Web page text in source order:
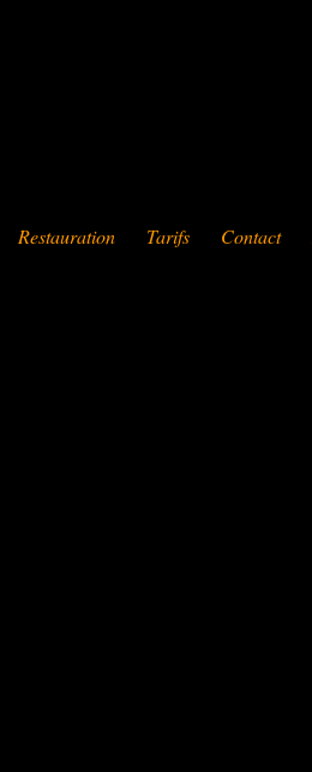
Restauration Tarifs Contact